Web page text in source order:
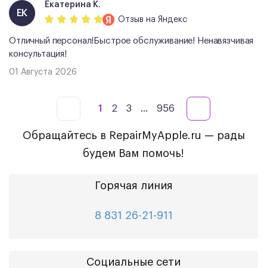
ЕК
Екатерина К.
Отзыв на Яндекс
Отличный персонал!Быстрое обслуживание! Ненавязчивая
консультация!
01 Августа 2026
1 2 3 ... 956
Обращайтесь в RepairMyApple.ru — рады
будем Вам помочь!
Горячая линия
8 831 26-21-911
Социальные сети